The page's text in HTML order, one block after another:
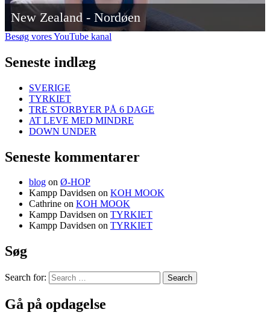
New Zealand - Nordøen
Besøg vores YouTube kanal
Seneste indlæg
SVERIGE
TYRKIET
TRE STORBYER PÅ 6 DAGE
AT LEVE MED MINDRE
DOWN UNDER
Seneste kommentarer
blog on Ø-HOP
Kampp Davidsen on KOH MOOK
Cathrine on KOH MOOK
Kampp Davidsen on TYRKIET
Kampp Davidsen on TYRKIET
Søg
Search for:
Gå på opdagelse